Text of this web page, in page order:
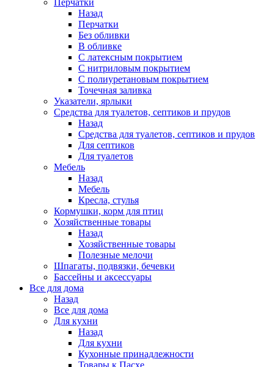
Перчатки
Назад
Перчатки
Без обливки
В обливке
С латексным покрытием
С нитриловым покрытием
С полиуретановым покрытием
Точечная заливка
Указатели, ярлыки
Средства для туалетов, септиков и прудов
Назад
Средства для туалетов, септиков и прудов
Для септиков
Для туалетов
Мебель
Назад
Мебель
Кресла, стулья
Кормушки, корм для птиц
Хозяйственные товары
Назад
Хозяйственные товары
Полезные мелочи
Шпагаты, подвязки, бечевки
Бассейны и аксессуары
Все для дома
Назад
Все для дома
Для кухни
Назад
Для кухни
Кухонные принадлежности
Товары к Пасхе